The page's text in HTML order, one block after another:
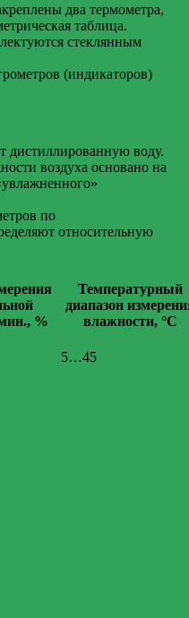
два термометра,
таблица.
стеклянным
(индикаторов)
дистиллированную воду.
воздуха основано на
по
относительную
%
Температурный
диапазон
влажности, °С
5…45